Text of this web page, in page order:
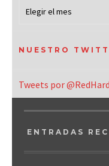
NUESTRO
Tweets por
ENTRADAS